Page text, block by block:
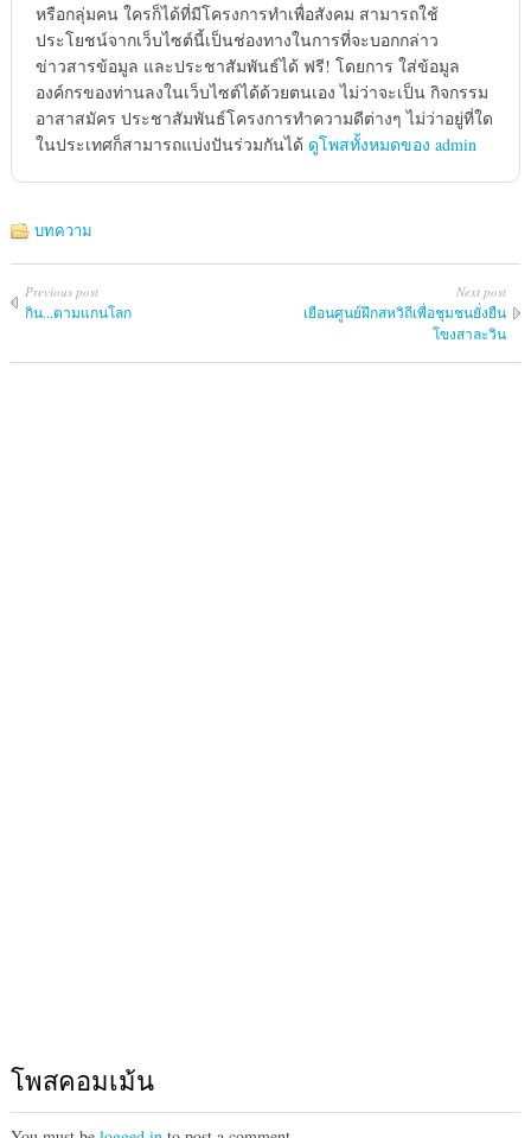
หรือกลุ่มคน ใครก็ได้ที่มีโครงการทำเพื่อสังคม สามารถใช้
ประโยชน์จากเว็บไซต์นี้เป็นช่องทางในการที่จะบอกกล่าว
ข่าวสารข้อมูล และประชาสัมพันธ์ได้ ฟรี! โดยการ ใส่ข้อมูล
องค์กรของท่านลงในเว็บไซต์ได้ด้วยตนเอง ไม่ว่าจะเป็น กิจกรรม
อาสาสมัคร ประชาสัมพันธ์โครงการทำความดีต่างๆ ไม่ว่าอยู่ที่ใด
ในประเทศก็สามารถแบ่งปันร่วมกันได้ ดูโพสทั้งหมดของ admin
บทความ
Previous post
กิน...ตามแกนโลก
Next post
เยือนศูนย์ฝึกสหวิถีเพื่อชุมชนยั่งยืน
โขงสาละวิน
โพสคอมเม้น